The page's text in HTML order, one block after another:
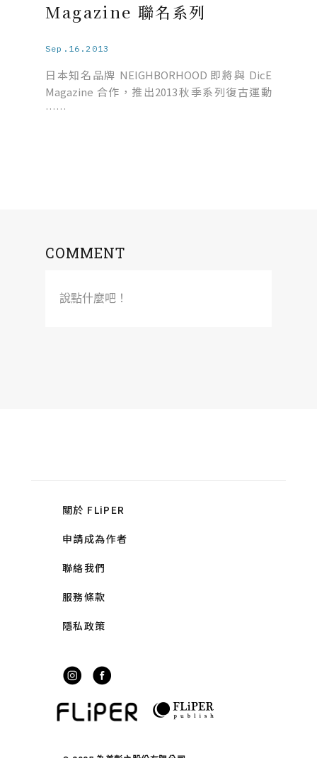
Magazine 聯名系列
Sep.16.2013
日本知名品牌 NEIGHBORHOOD 即將與 DicE
Magazine 合作，推出2013秋季系列復古運動
……
COMMENT
說點什麼吧！
關於 FLiPER
申請成為作者
聯絡我們
服務條款
隱私政策